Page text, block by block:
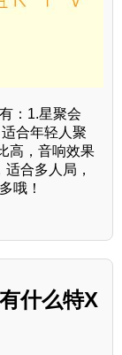
：1.星聚会
合年轻人聚
高，音响效果
合多人局，
哦！
什么特X